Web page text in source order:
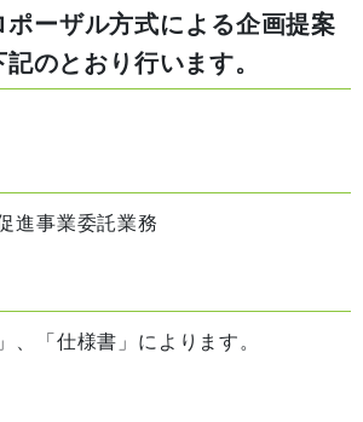
ポーザル方式による企画提案
のとおり行います。
進事業委託業務
、「仕様書」によります。